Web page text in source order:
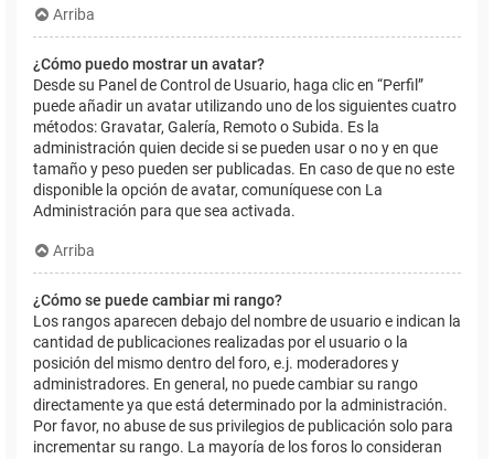
Arriba
¿Cómo puedo mostrar un avatar?
Desde su Panel de Control de Usuario, haga clic en “Perfil”
puede añadir un avatar utilizando uno de los siguientes cuatro
métodos: Gravatar, Galería, Remoto o Subida. Es la
administración quien decide si se pueden usar o no y en que
tamaño y peso pueden ser publicadas. En caso de que no este
disponible la opción de avatar, comuníquese con La
Administración para que sea activada.
Arriba
¿Cómo se puede cambiar mi rango?
Los rangos aparecen debajo del nombre de usuario e indican la
cantidad de publicaciones realizadas por el usuario o la
posición del mismo dentro del foro, e.j. moderadores y
administradores. En general, no puede cambiar su rango
directamente ya que está determinado por la administración.
Por favor, no abuse de sus privilegios de publicación solo para
incrementar su rango. La mayoría de los foros lo consideran